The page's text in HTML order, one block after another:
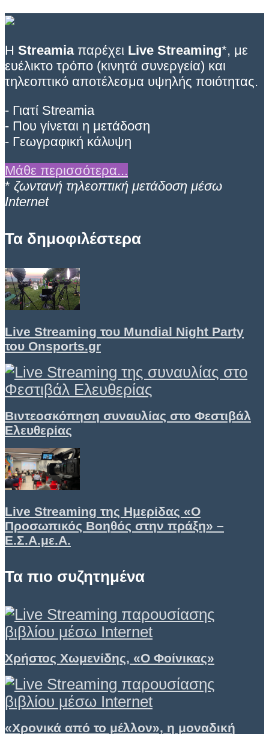
Η Streamiaπαρέχει Live Streaming*, με
ευέλικτο τρόπο (κινητά συνεργεία) και
τηλεοπτικό αποτέλεσμα υψηλής ποιότητας.
- Γιατί Streamia
- Που γίνεται η μετάδοση
- Γεωγραφική κάλυψη
Μάθε περισσότερα...
* ζωντανή τηλεοπτική μετάδοση μέσω
Internet
Τα δημοφιλέστερα
Live Streaming του Mundial Night Party
του Onsports.gr
Βιντεοσκόπηση συναυλίας στο Φεστιβάλ
Ελευθερίας
Live Streaming της Ημερίδας «Ο
Προσωπικός Βοηθός στην πράξη» –
Ε.Σ.Α.με.Α.
Τα πιο συζητημένα
Χρήστος Χωμενίδης, «Ο Φοίνικας»
«Χρονικά από το μέλλον», η μοναδική